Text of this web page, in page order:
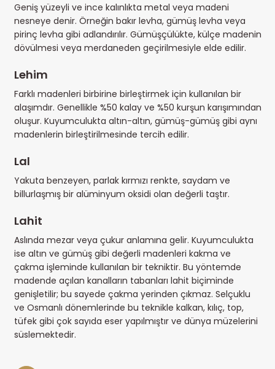
Geniş yüzeyli ve ince kalınlıkta metal veya madeni
nesneye denir. Örneğin bakır levha, gümüş levha veya
pirinç levha gibi adlandırılır. Gümüşçülükte, külçe madenin
dövülmesi veya merdaneden geçirilmesiyle elde edilir.
Lehim
Farklı madenleri birbirine birleştirmek için kullanılan bir
alaşımdır. Genellikle %50 kalay ve %50 kurşun karışımından
oluşur. Kuyumculukta altın-altın, gümüş-gümüş gibi aynı
madenlerin birleştirilmesinde tercih edilir.
Lal
Yakuta benzeyen, parlak kırmızı renkte, saydam ve
billurlaşmış bir alüminyum oksidi olan değerli taştır.
Lahit
Aslında mezar veya çukur anlamına gelir. Kuyumculukta
ise altın ve gümüş gibi değerli madenleri kakma ve
çakma işleminde kullanılan bir tekniktir. Bu yöntemde
madende açılan kanalların tabanları lahit biçiminde
genişletilir; bu sayede çakma yerinden çıkmaz. Selçuklu
ve Osmanlı dönemlerinde bu teknikle kalkan, kılıç, top,
tüfek gibi çok sayıda eser yapılmıştır ve dünya müzelerini
süslemektedir.